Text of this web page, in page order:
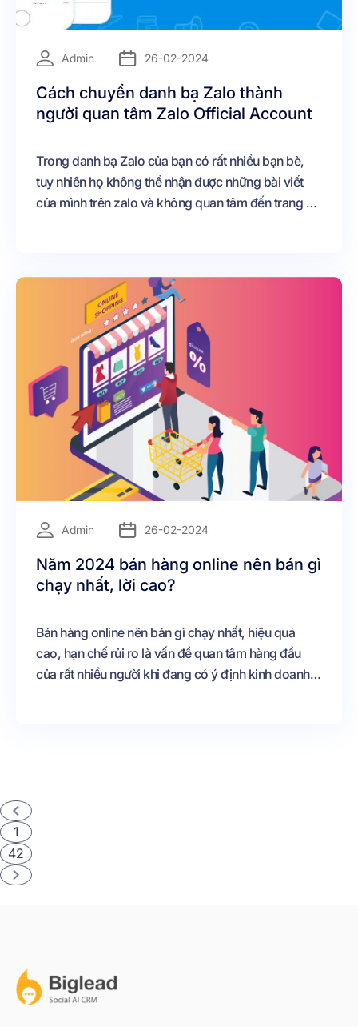
Admin 26-02-2024
Cách chuyển danh bạ Zalo thành
người quan tâm Zalo Official Account
Trong danh bạ Zalo của bạn có rất nhiều bạn bè,
tuy nhiên họ không thể nhận được những bài viết
của mình trên zalo và không quan tâm đến trang cá
Admin 26-02-2024
Năm 2024 bán hàng online nên bán gì
chạy nhất, lời cao?
Bán hàng online nên bán gì chạy nhất, hiệu quả
cao, hạn chế rủi ro là vấn đề quan tâm hàng đầu
của rất nhiều người khi đang có ý định kinh doanh
1
42